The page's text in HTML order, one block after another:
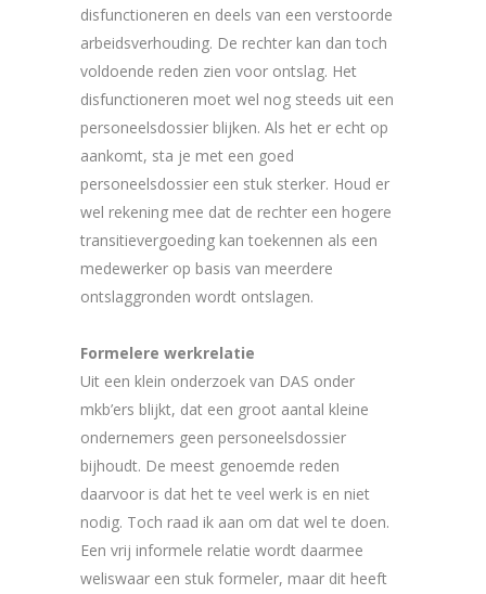
disfunctioneren en deels van een verstoorde
arbeidsverhouding. De rechter kan dan toch
voldoende reden zien voor ontslag. Het
disfunctioneren moet wel nog steeds uit een
personeelsdossier blijken. Als het er echt op
aankomt, sta je met een goed
personeelsdossier een stuk sterker. Houd er
wel rekening mee dat de rechter een hogere
transitievergoeding kan toekennen als een
medewerker op basis van meerdere
ontslaggronden wordt ontslagen.
Formelere werkrelatie
Uit een klein onderzoek van DAS onder
mkb’ers blijkt, dat een groot aantal kleine
ondernemers geen personeelsdossier
bijhoudt. De meest genoemde reden
daarvoor is dat het te veel werk is en niet
nodig. Toch raad ik aan om dat wel te doen.
Een vrij informele relatie wordt daarmee
weliswaar een stuk formeler, maar dit heeft